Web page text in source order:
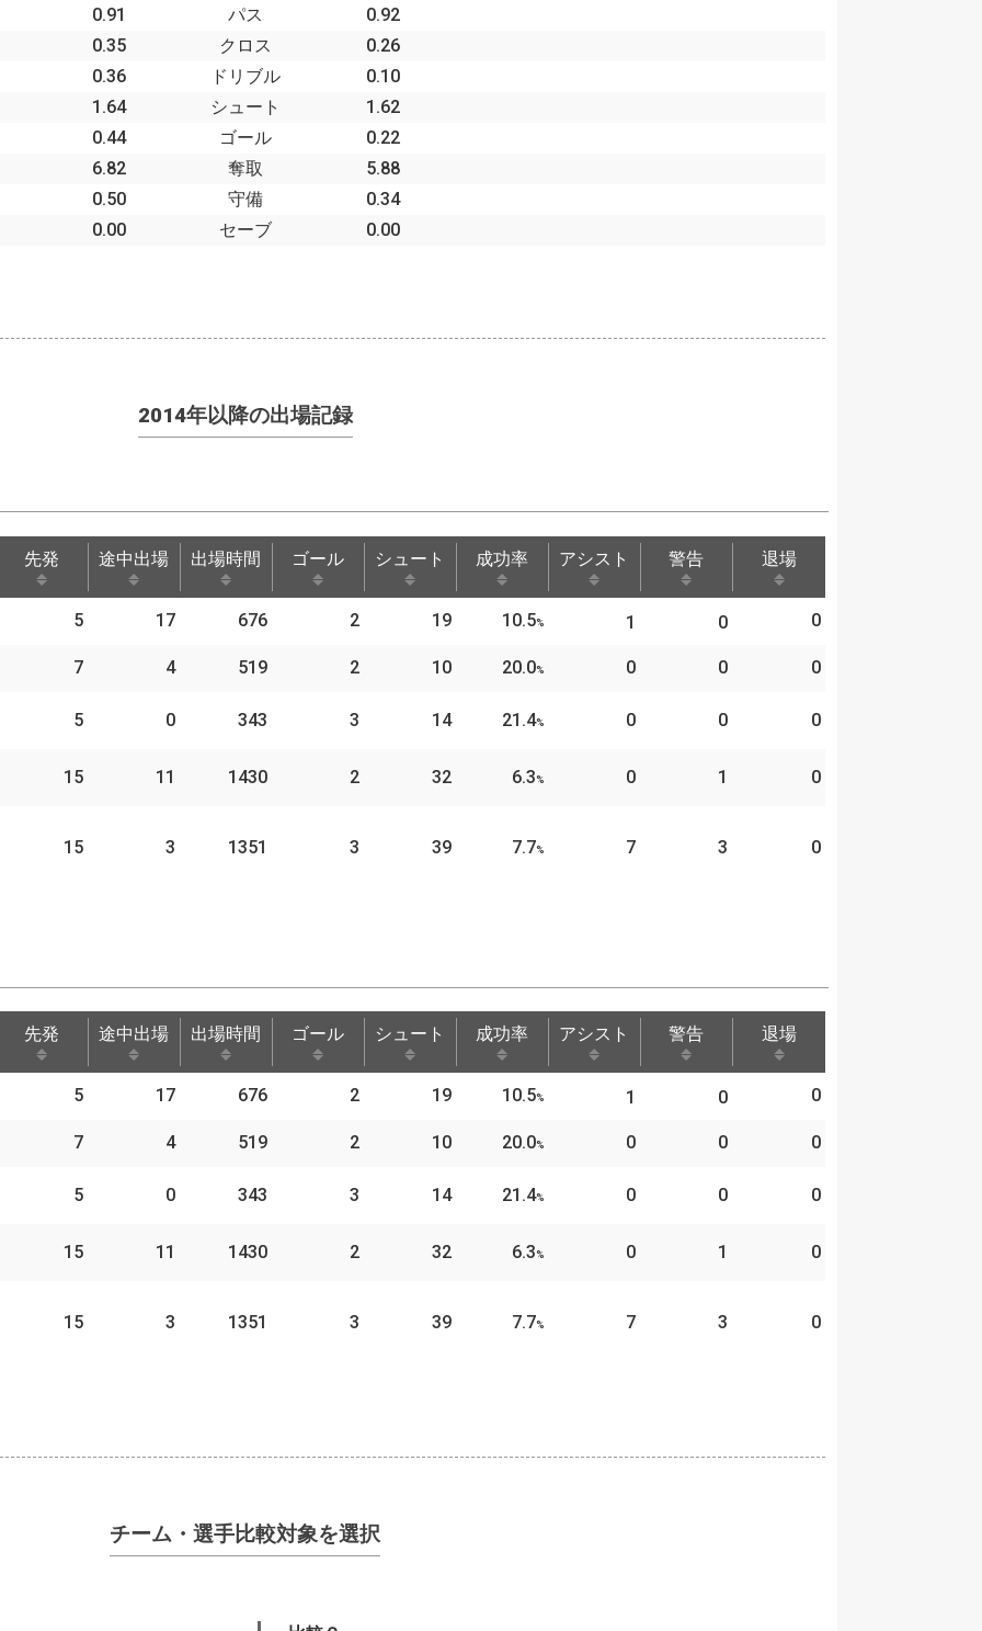
0.91
パス
0.92
0.35
クロス
0.26
0.36
ドリブル
0.10
1.64
シュート
1.62
0.44
ゴール
0.22
6.82
奪取
5.88
0.50
守備
0.34
0.00
セーブ 0.00
2014年以降の出場記録
先発 途中出場 出場時間 ゴール シュート 成功率 アシスト 警告 退場
途中出場 出場時間 シュート 成功率
5 17 676 2 19 10.5% 1 0 0
7 4 519 2 10 20.0% 0 0 0
5 0 343 3 14 21.4% 0 0 0
15 11 1430 2 32 6.3% 0 1 0
15 3 1351 3 39 7.7% 7 3 0
先発 途中出場 出場時間 ゴール シュート 成功率 アシスト 警告 退場
途中出場 出場時間 シュート 成功率 アシスト
5 17 676 2 19 10.5% 1 0 0
7 4 519 2 10 20.0% 0 0 0
5 0 343 3 14 21.4% 0 0 0
15 11 1430 2 32 6.3% 0 1 0
15 3 1351 3 39 7.7% 7 3 0
チーム・選手比較対象を選択